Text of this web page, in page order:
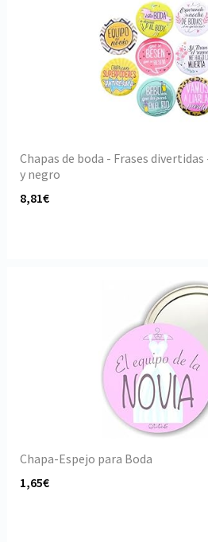
Chapas de boda - Frases
y negro
8,81€
Chapa-Espejo para Boda
1,65€